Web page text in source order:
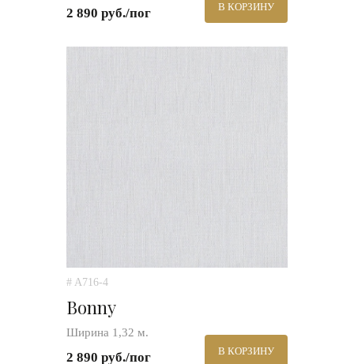
2 890 руб./пог В КОРЗИНУ
# A716-4
Bonny
Ширина 1,32 м.
2 890 руб./пог В КОРЗИНУ